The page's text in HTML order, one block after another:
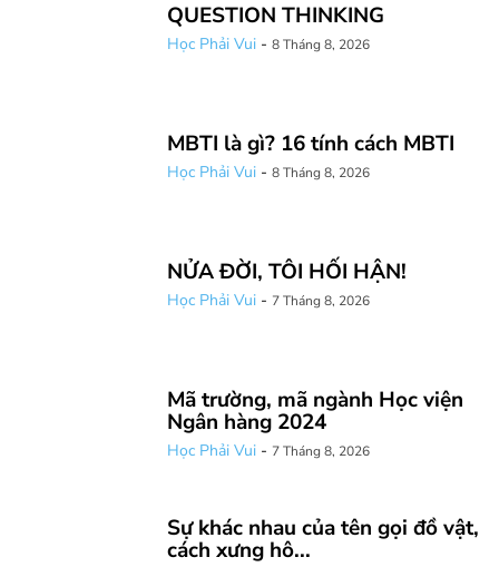
QUESTION THINKING
Học Phải Vui - 8 Tháng 8, 2026
MBTI là gì? 16 tính cách MBTI
Học Phải Vui - 8 Tháng 8, 2026
NỬA ĐỜI, TÔI HỐI HẬN!
Học Phải Vui - 7 Tháng 8, 2026
Mã trường, mã ngành Học viện
Ngân hàng 2024
Học Phải Vui - 7 Tháng 8, 2026
Sự khác nhau của tên gọi đồ vật,
cách xưng hô...